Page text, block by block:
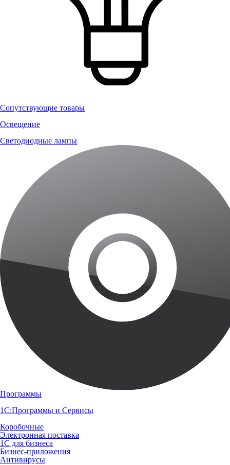
Сопутствующие товары
Освещение
Светодиодные лампы
Программы
1С:Программы и Сервисы
Коробочные
Электронная поставка
1С для бизнеса
Бизнес-приложения
Антивирусы